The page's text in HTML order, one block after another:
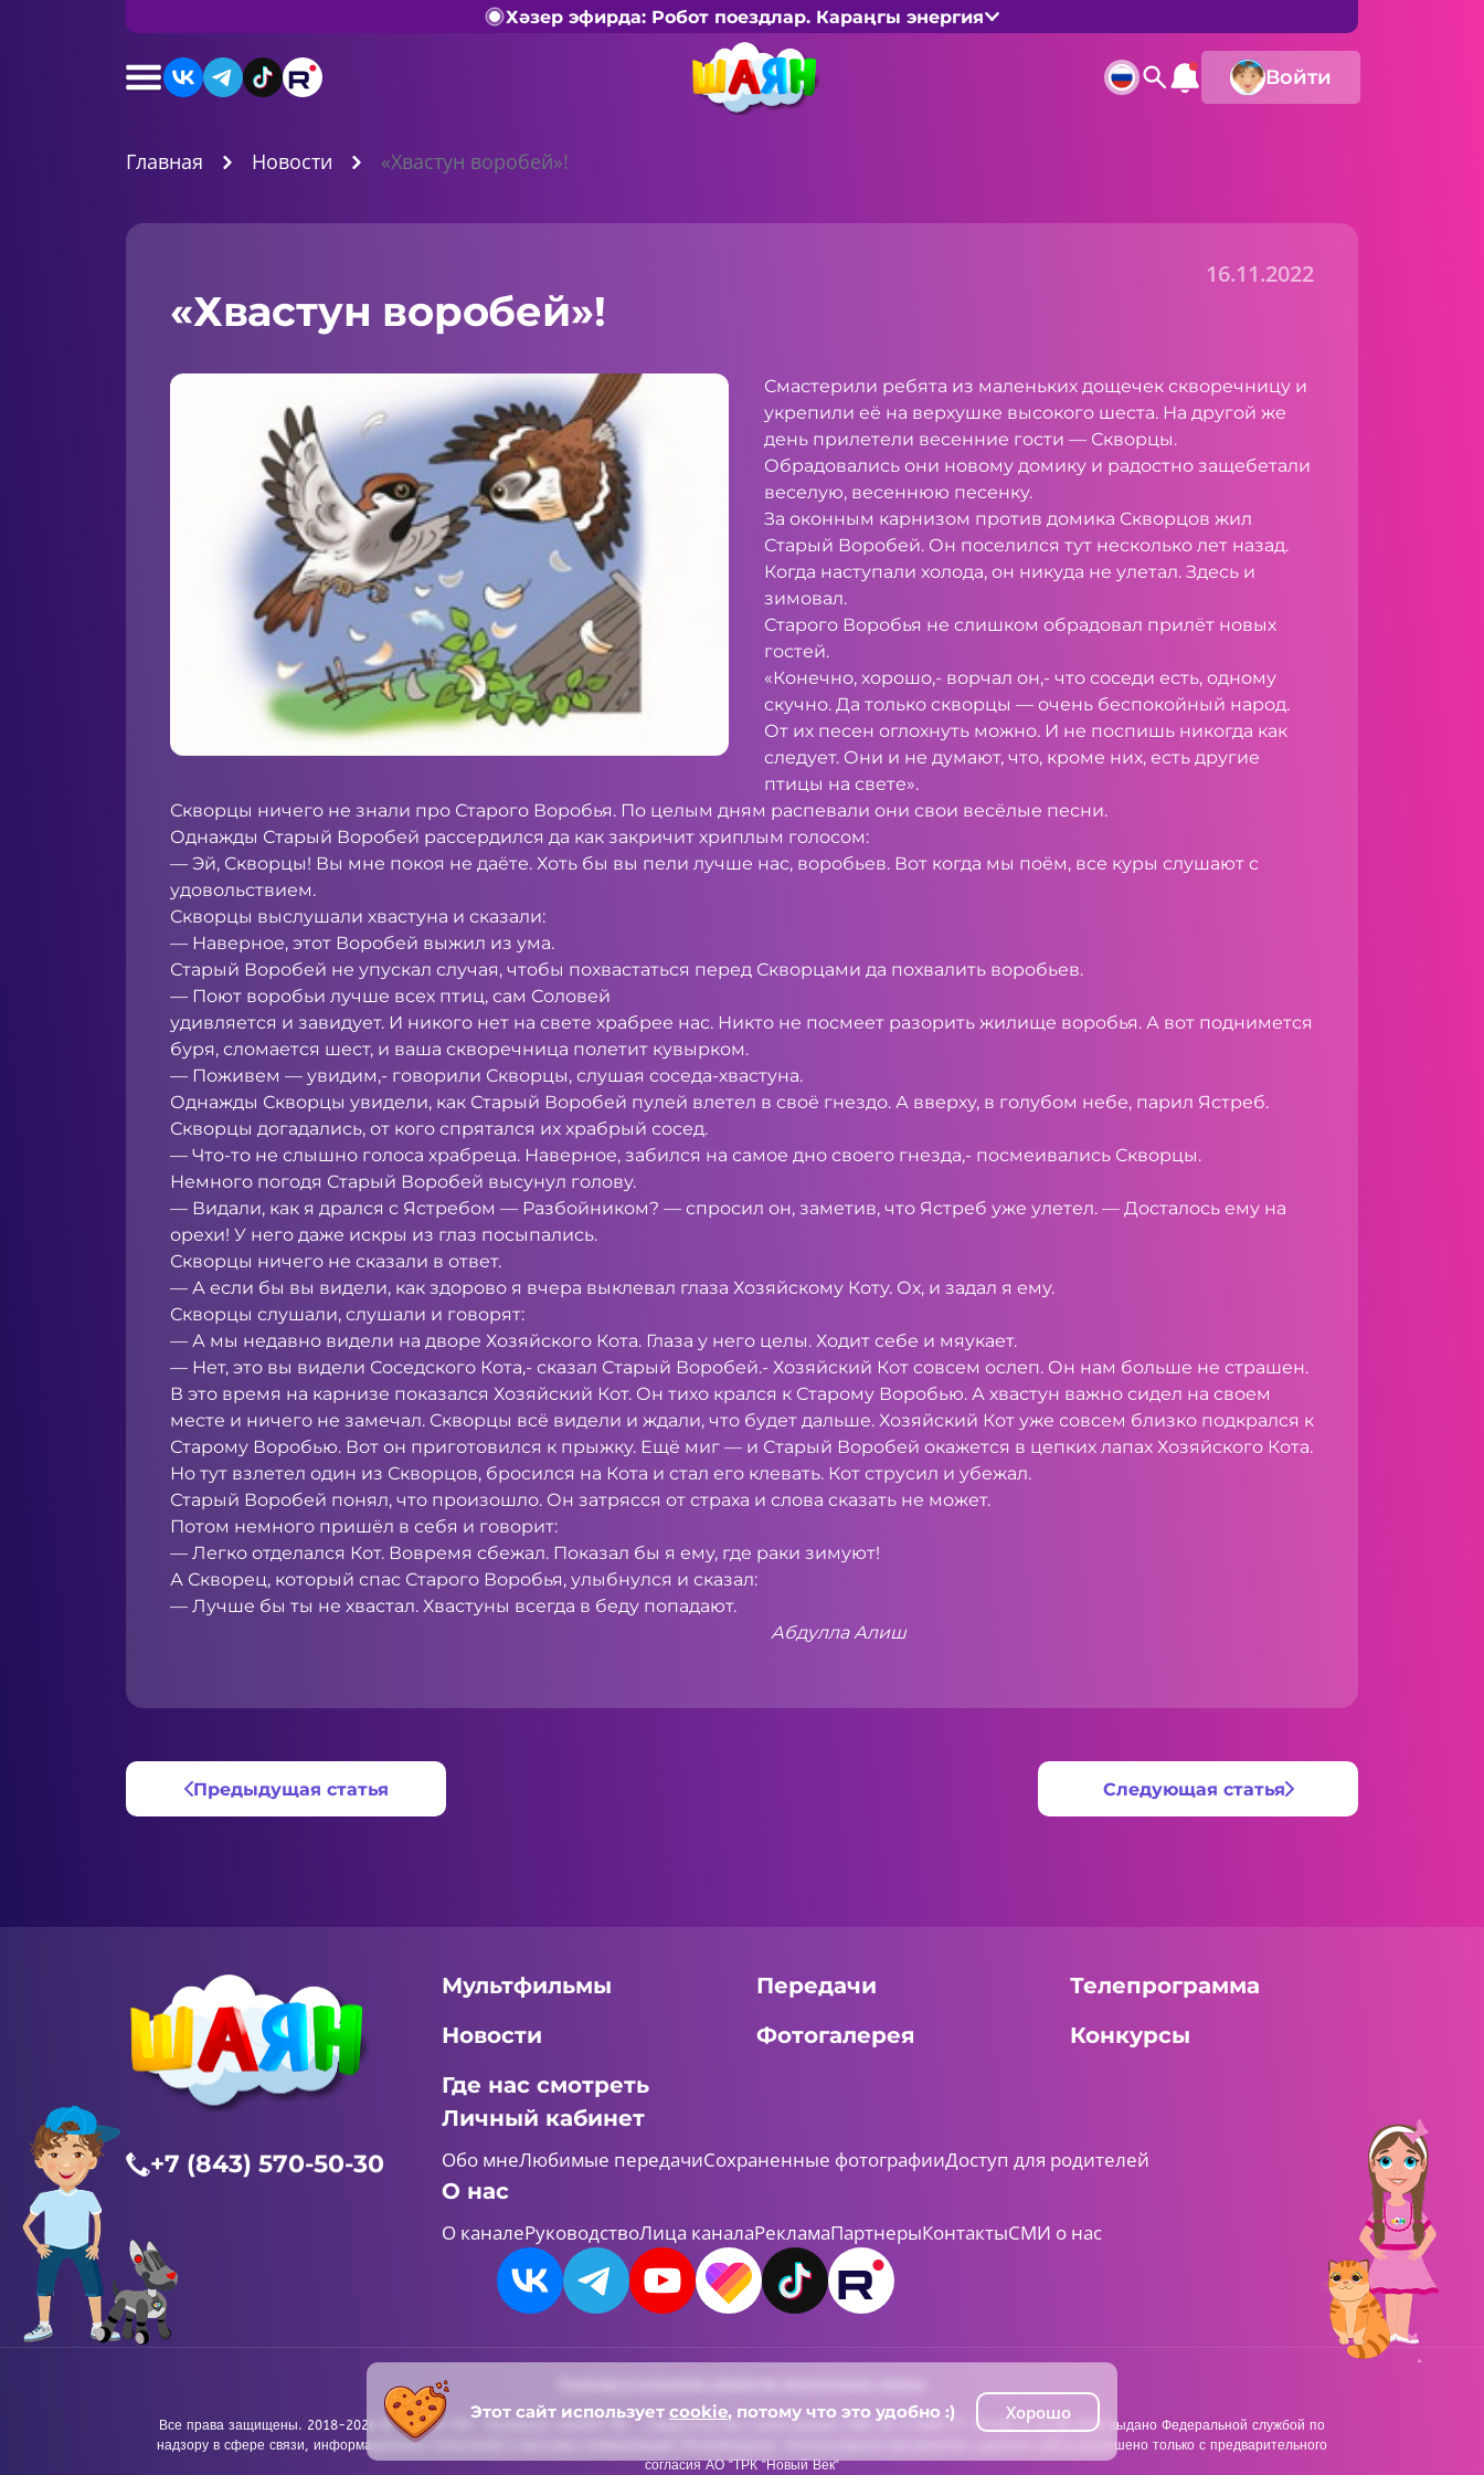
Хәзер эфирда: Робот поездлар. Караңгы энергия
Войти
Главная Новости «Хвастун воробей»!
16.11.2022
«Хвастун воробей»!
Смастерили ребята из маленьких дощечек скворечницу и
укрепили её на верхушке высокого шеста. На другой же
день прилетели весенние гости — Сквор­цы.
Обрадовались они новому домику и радостно за­щебетали
веселую, весеннюю песенку.
За оконным карнизом против домика Скворцов жил
Старый Воробей. Он поселился тут несколько лет назад.
Когда наступали холода, он никуда не улетал. Здесь и
зимовал.
Старого Воробья не слишком обрадовал прилёт но­вых
гостей.
«Конечно, хорошо,- ворчал он,- что соседи есть, одному
скучно. Да только скворцы — очень беспокой­ный народ.
От их песен оглохнуть можно. И не по­спишь никогда как
следует. Они и не думают, что, кроме них, есть другие
птицы на свете».
Скворцы ничего не знали про Старого Воробья. По целым дням распевали они свои весёлые песни.
Однажды Старый Воробей рассердился да как за­кричит хриплым голосом:
— Эй, Скворцы! Вы мне покоя не даёте. Хоть бы вы пели лучше нас, воробьев. Вот когда мы поём, все куры слушают с
удовольствием.
Скворцы выслушали хвастуна и сказали:
— Наверное, этот Воробей выжил из ума.
Старый Воробей не упускал случая, чтобы по­хвастаться перед Скворцами да похвалить воробьев.
— Поют воробьи лучше всех птиц, сам Соловей
удивляется и завидует. И никого нет на свете храбрее нас. Никто не посмеет разорить жилище воробья. А вот поднимется
буря, сломается шест, и ваша скворечница полетит кувырком.
— Поживем — увидим,- говорили Скворцы, слу­шая соседа-хвастуна.
Однажды Скворцы увидели, как Старый Воробей пулей влетел в своё гнездо. А вверху, в голубом небе, парил Ястреб.
Скворцы догадались, от кого спрятался их храбрый сосед.
— Что-то не слышно голоса храбреца. Наверное, забился на самое дно своего гнезда,- посмеивались Скворцы.
Немного погодя Старый Воробей высунул голову.
— Видали, как я дрался с Ястребом — Разбойни­ком? — спросил он, заметив, что Ястреб уже улетел. — Досталось ему на
орехи! У него даже искры из глаз посыпались.
Скворцы ничего не сказали в ответ.
— А если бы вы видели, как здорово я вчера вы­клевал глаза Хозяйскому Коту. Ох, и задал я ему.
Скворцы слушали, слушали и говорят:
— А мы недавно видели на дворе Хозяйского Кота. Глаза у него целы. Ходит себе и мяукает.
— Нет, это вы видели Соседского Кота,- сказал Старый Воробей.- Хозяйский Кот совсем ослеп. Он нам больше не страшен.
В это время на карнизе показался Хозяйский Кот. Он тихо крался к Старому Воробью. А хвастун важно сидел на своем
месте и ничего не замечал. Скворцы всё видели и ждали, что будет дальше. Хозяйский Кот уже совсем близко подкрался к
Старому Воробью. Вот он приготовился к прыжку. Ещё миг — и Старый Во­робей окажется в цепких лапах Хозяйского Кота.
Но тут взлетел один из Скворцов, бросился на Кота и стал его клевать. Кот струсил и убежал.
Старый Воробей понял, что произошло. Он затрясся от страха и слова сказать не может.
Потом немного пришёл в себя и говорит:
— Легко отделался Кот. Вовремя сбежал. Показал бы я ему, где раки зимуют!
А Скворец, который спас Старого Воробья, улыб­нулся и сказал:
— Лучше бы ты не хвастал. Хвастуны всегда в беду попадают.
Абдулла Алиш
Предыдущая статья Следующая статья
+7 (843) 570-50-30
Мультфильмы Передачи
Телепрограмма
Новости
Фотогалерея
Конкурсы
Где нас смотреть
Личный кабинет
Обо мнеЛюбимые передачиСохраненные фотографииДоступ для родителей
О нас
О каналеРуководствоЛица каналаРекламаПартнерыКонтактыСМИ о нас
Все права защищены. 2018-2026 © «ШАЯН ТВ». Телеканал «ШАЯН ТВ» , Свидетельство о регистрации СМИ Эл-Л №ФС77-73138 от 22.06.2018 выдано Федеральной службой по
надзору в сфере связи, информационных технологий и массовых коммуникаций (Роскомнадзор). Использование материалов с данного сайта разрешено только с предварительного
согласия АО "ТРК "Новый Век"
Этот сайт использует cookie, потому что это удобно :) Хорошо